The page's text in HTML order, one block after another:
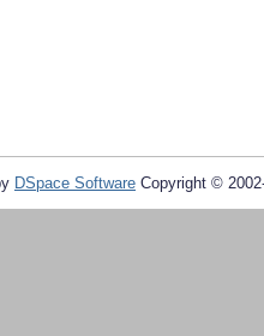
DSpace Software Copyright ©